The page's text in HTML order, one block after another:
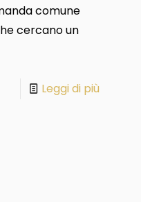
comune
cercano un
Leggi di più